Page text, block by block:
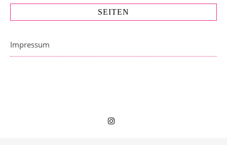
SEITEN
Impressum